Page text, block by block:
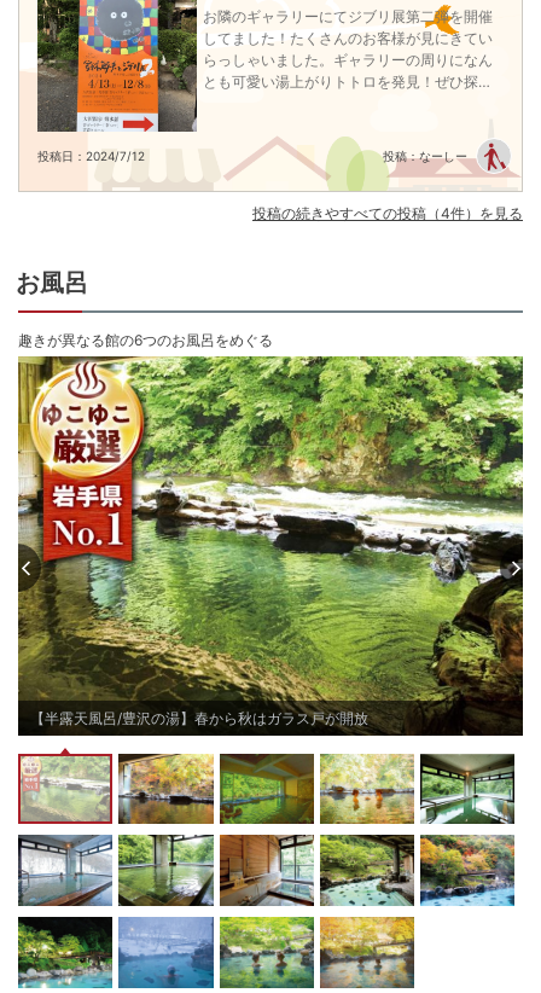
ってはガラス戸を閉めておりますので予めご了承ください
チェックイン15:00〜19:00
チェックアウト 〜10:30
お隣のギャラリーにてジブリ展第二弾を開催
してました！たくさんのお客様が見にきてい
らっしゃいました。ギャラリーの周りになん
とも可愛い湯上がりトトロを発見！ぜひ探し
投稿日：2024/7/12 投稿：なーしー
投稿の続きやすべての投稿（4件）を見る
お風呂
趣きが異なる館の6つのお風呂をめぐる
【半露天風呂/豊沢の湯】春から秋はガラス戸が開放